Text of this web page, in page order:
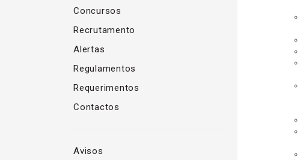
Concursos
Recrutamento
Alertas
Regulamentos
Requerimentos
Contactos
Avisos